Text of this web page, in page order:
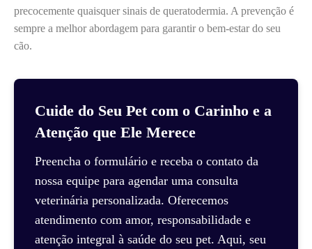
precocemente quaisquer sinais de queratodermia. A prevenção é
sempre a melhor abordagem para garantir o bem-estar do seu
cão.
Cuide do Seu Pet com o Carinho e a
Atenção que Ele Merece
Preencha o formulário e receba o contato da
nossa equipe para agendar uma consulta
veterinária personalizada. Oferecemos
atendimento com amor, responsabilidade e
atenção integral à saúde do seu pet. Aqui, seu